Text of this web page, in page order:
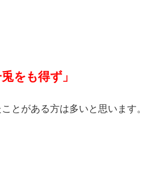
をも得ず」
とがある方は多いと思います。